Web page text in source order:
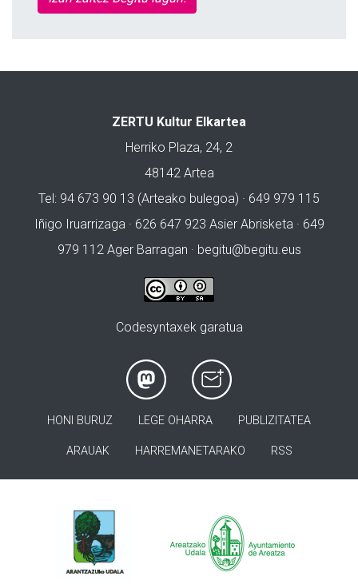
ZERTU Kultur Elkartea
Herriko Plaza, 24, 2
48142 Artea
Tel: 94 673 90 13 (Arteako bulegoa) · 649 979 115
Iñigo Iruarrizaga · 626 647 923 Asier Abrisketa · 649
979 112 Ager Barragan · begitu@begitu.eus
Codesyntaxek garatua
HONI BURUZ LEGE OHARRA PUBLIZITATEA
ARAUAK HARREMANETARAKO RSS